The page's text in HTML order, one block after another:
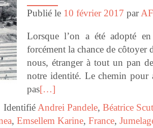
Publié le 10 février 2017 par
Lorsque l’on a été adopté
forcément la chance de côtoyer
nous, étranger à tout un pan
notre identité. Le chemin
pas[…]
Identifié Andrei Pandele, Béatrice
, Emsellem Karine, France,